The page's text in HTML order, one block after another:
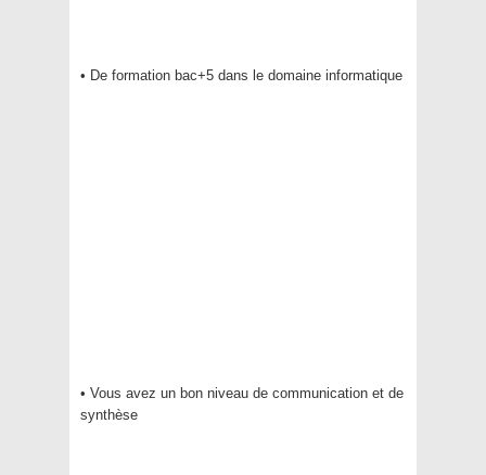
• De formation bac+5 dans le domaine informatique
• Vous avez un bon niveau de communication et de
synthèse